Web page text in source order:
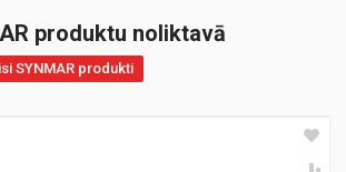
produktu noliktavā
SYNMAR produkti